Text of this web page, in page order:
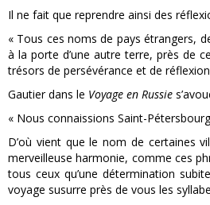
Il ne fait que reprendre ainsi des
« Tous ces noms de pays étrangers,
à la porte d’une autre terre, près de
trésors de persévérance et de
Gautier dans le Voyage en Russie
« Nous connaissions Saint-
D’où vient que le nom de certaines
merveilleuse harmonie, comme ces
tous ceux qu’une détermination
voyage susurre près de vous les